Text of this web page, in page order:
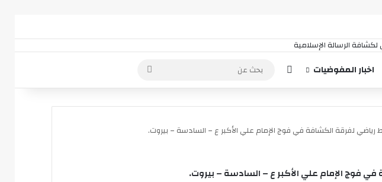
اخبار المفوضيات إضافة عمود جانبي
عن
رياضي لفرقة الكشافة في فوج الإمام علي الأكبر ع – السادسة – بيروت.
فوج الإمام علي الأكبر ع – السادسة – بيروت.